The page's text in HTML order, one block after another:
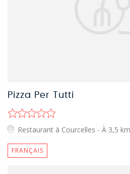
Pizza Per Tutti
Restaurant à Courcelles - À 3,5 km
FRANÇAIS